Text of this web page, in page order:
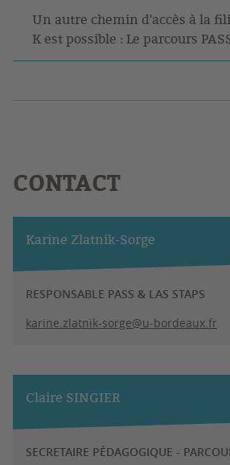
Un autre chemin d'accès à la
K est possible : Le parcours
CONTACT
Karine Zlatnik-Sorge
RESPONSABLE PASS & LAS STAPS
karine.zlatnik-sorge@u-bordeaux.fr
Claire SINGIER
SECRETAIRE PÉDAGOGIQUE -